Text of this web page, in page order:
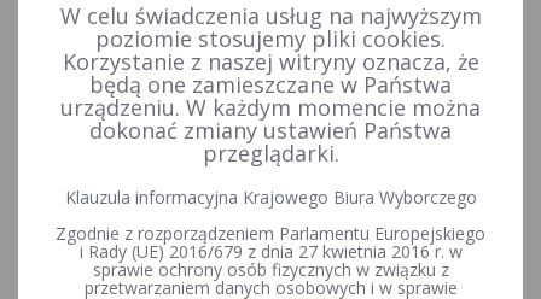
Wybory do Sejmu i do Senatu Wybory uzupełniające do Senatu RP
Kadencja 2001-2005
Wybory uzupełniające Senat 2004 - okręgi nr 22, 26, 30 i 31
Uchwała Sądu Najwyższego z dnia 9 listopada 2004 r. w
sprawie ważności wyborów uzupełniających do Senatu
Rzeczypospolitej Polskiej przeprowadzonych w dniu 12
września 2004 r.
W celu świadczenia usług na najwyższym
poziomie stosujemy pliki cookies.
Korzystanie z naszej witryny oznacza, że
będą one zamieszczane w Państwa
urządzeniu. W każdym momencie można
dokonać zmiany ustawień Państwa
przeglądarki.
Klauzula informacyjna Krajowego Biura Wyborczego
Zgodnie z rozporządzeniem Parlamentu Europejskiego
i Rady (UE) 2016/679 z dnia 27 kwietnia 2016 r. w
sprawie ochrony osób fizycznych w związku z
przetwarzaniem danych osobowych i w sprawie